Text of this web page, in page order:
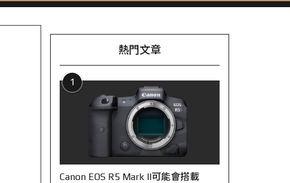
熱門文章
1
Canon EOS R5 Mark II可能會搭載